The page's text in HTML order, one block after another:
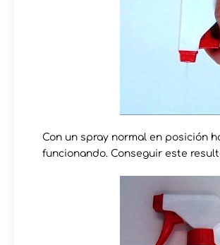
Con un spray normal en posición
funcionando. Conseguir este